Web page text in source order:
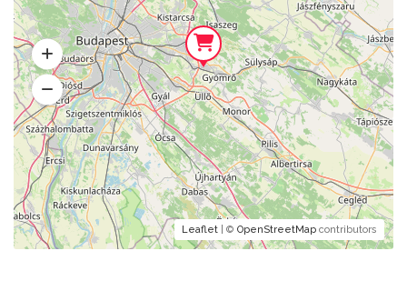
Leaflet | © OpenStreetMap contributors